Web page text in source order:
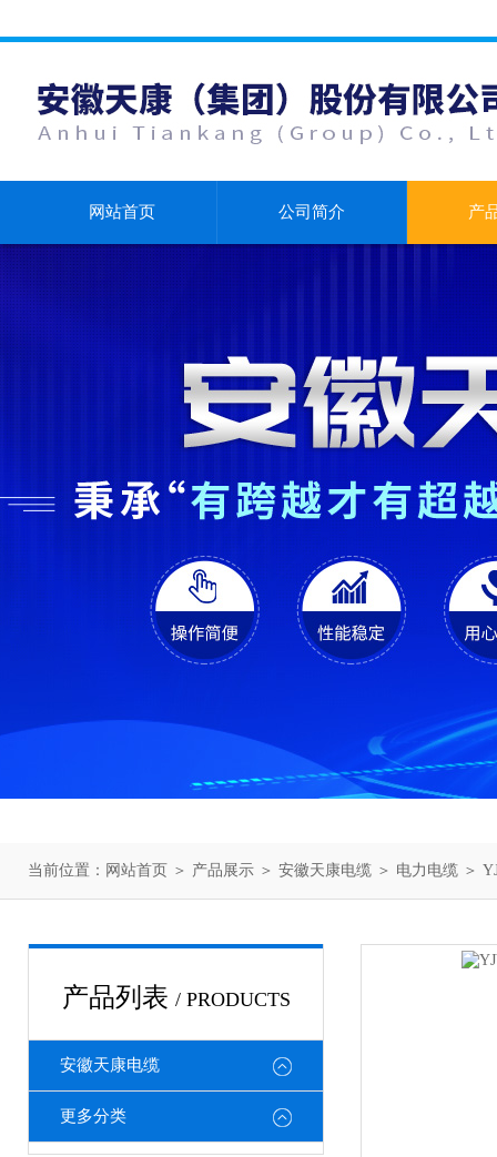
网站首页 公司简介 产
当前位置： 网站首页 ＞ 产品展示 ＞ 安徽天康电缆 ＞ 电力电缆 ＞
产品列表 / PRODUCTS
安徽天康电缆
更多分类